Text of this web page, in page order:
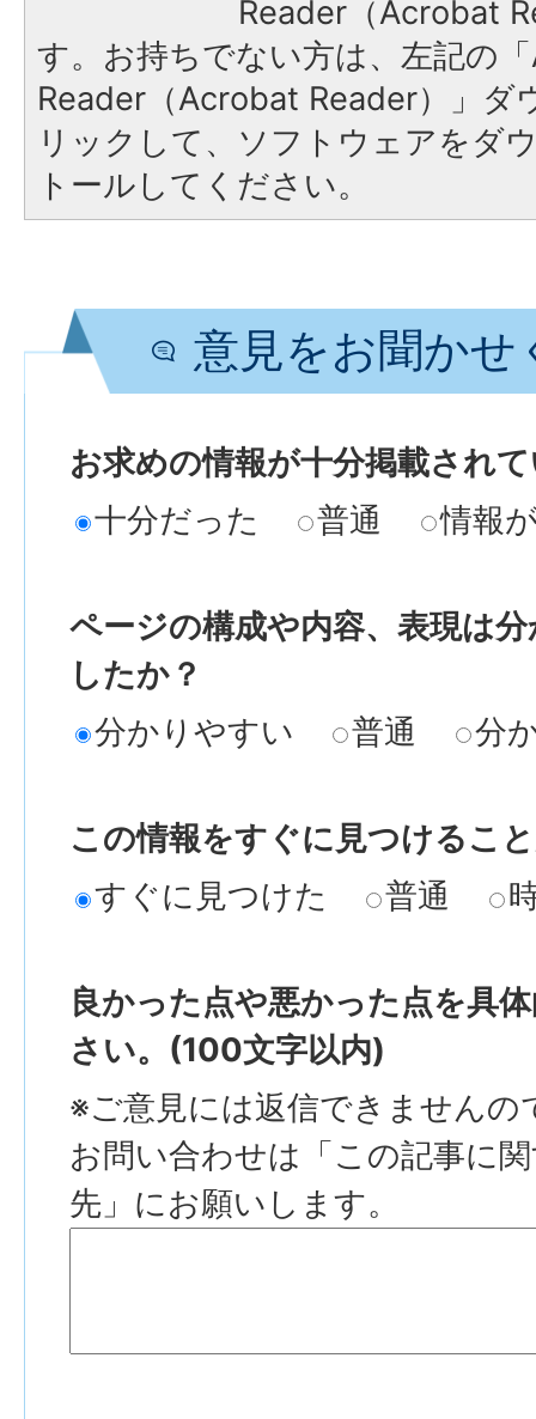
Reader（Acrobat
す。お持ちでない方は、左記の
Reader（Acrobat Reader）」ダ
リックして、ソフトウェアをダ
トールしてください。
意見をお聞かせ
お求めの情報が十分掲載され
十分だった
普通 情報
ページの構成や内容、表現は
したか？
分かりやすい
普通 分
この情報をすぐに見つけるこ
すぐに見つけた
普通
良かった点や悪かった点を具
さい。(100文字以内)
※ご意見には返信できませんの
お問い合わせは「この記事に
先」にお願いします。